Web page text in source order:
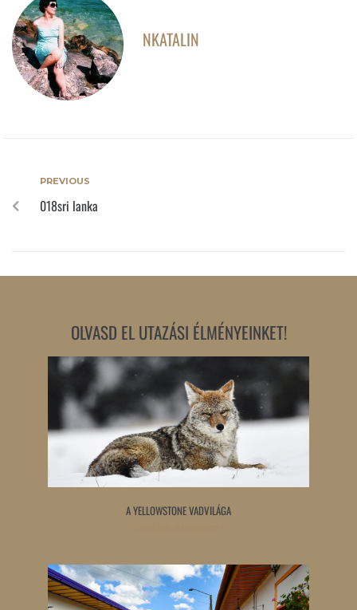
NKATALIN
PREVIOUS
018sri lanka
OLVASD EL UTAZÁSI ÉLMÉNYEINKET!
A YELLOWSTONE VADVILÁGA